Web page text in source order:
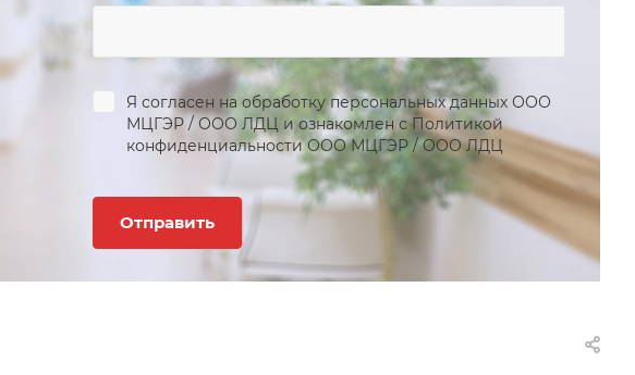
Я согласен на обработку персональных данных ООО
МЦГЭР / ООО ЛДЦ и ознакомлен с Политикой
конфиденциальностиООО МЦГЭР /ООО ЛДЦ